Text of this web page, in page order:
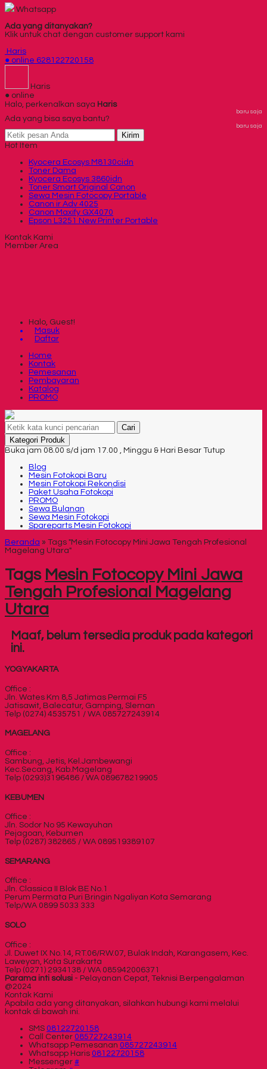
Whatsapp
Ada yang ditanyakan?
Klik untuk chat dengan customer support kami
Haris
● online 628122720158
Haris
● online
Halo, perkenalkan saya Haris
baru saja
Ada yang bisa saya bantu?
baru saja
Kirim
Hot Item
Kyocera Ecosys M8130cidn
Toner Dama
Kyocera Ecosys 3860idn
Toner Smart Original Canon
Sewa Mesin Fotocopy Portable
Canon ir Adv 4025
Canon Maxify GX4070
Epson L3251 New Printer Portable
Kontak Kami
Member Area
Halo, Guest!
Masuk
Daftar
Home
Kontak
Pemesanan
Pembayaran
Katalog
PROMO
Cari
Kategori Produk
Buka jam 08.00 s/d jam 17.00 , Minggu & Hari Besar Tutup
Blog
Mesin Fotokopi Baru
Mesin Fotokopi Rekondisi
Paket Usaha Fotokopi
PROMO
Sewa Bulanan
Sewa Mesin Fotokopi
Spareparts Mesin Fotokopi
Beranda » Tags "Mesin Fotocopy Mini Jawa Tengah Profesional
Magelang Utara"
Tags Mesin Fotocopy Mini Jawa
Tengah Profesional Magelang
Utara
Maaf, belum tersedia produk pada kategori
ini.
YOGYAKARTA
Office :
Jln. Wates Km 8,5 Jatimas Permai F5
Jatisawit, Balecatur, Gamping, Sleman
Telp (0274) 4535751 / WA 085727243914
MAGELANG
Office :
Sambung, Jetis, Kel.Jambewangi
Kec.Secang, Kab.Magelang
Telp (0293)3196486 / WA 089678219905
KEBUMEN
Office :
Jln. Sodor No 95 Kewayuhan
Pejagoan, Kebumen
Telp (0287) 382865 / WA 089519389107
SEMARANG
Office :
Jln. Classica II Blok BE No.1
Perum Permata Puri Bringin Ngaliyan Kota Semarang
Telp/WA 0899 5033 333
SOLO
Office :
Jl. Duwet IX No.14, RT.06/RW.07, Bulak Indah, Karangasem, Kec.
Laweyan, Kota Surakarta
Telp (0271) 2934138 / WA 085942006371
Parama inti solusi - Pelayanan Cepat, Teknisi Berpengalaman
@2024
Kontak Kami
Apabila ada yang ditanyakan, silahkan hubungi kami melalui
kontak di bawah ini.
SMS 08122720158
Call Center 085727243914
Whatsapp Pemesanan 085727243914
Whatsapp Haris 08122720158
Messenger #